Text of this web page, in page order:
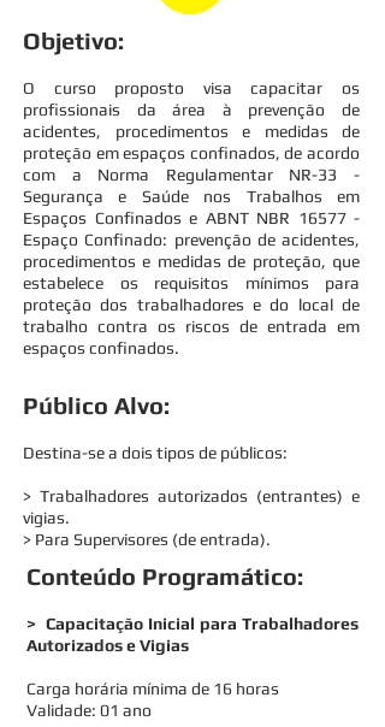
Objetivo:
O curso proposto visa capacitar os
profissionais da área à prevenção de
acidentes, procedimentos e medidas de
proteção em espaços confinados, de acordo
com a Norma Regulamentar NR-33 -
Segurança e Saúde nos Trabalhos em
Espaços Confinados e ABNT NBR 16577 -
Espaço Confinado: prevenção de acidentes,
procedimentos e medidas de proteção, que
estabelece os requisitos mínimos para
proteção dos trabalhadores e do local de
trabalho contra os riscos de entrada em
espaços confinados.
Público Alvo:
Destina-se a dois tipos de públicos:
> Trabalhadores autorizados (entrantes) e
vigias.
> Para Supervisores (de entrada).
Conteúdo Programático:
> Capacitação Inicial para Trabalhadores
Autorizados e Vigias
Carga horária mínima de 16 horas
Validade: 01 ano